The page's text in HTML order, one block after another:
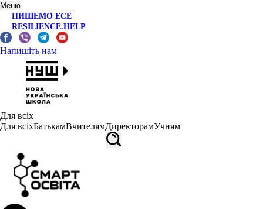
Меню
ПИШЕМО ЕСЕ
RESILIENCE.HELP
Напишіть нам
Для всіх
Для всіхБатькамВчителямДиректорамУчням